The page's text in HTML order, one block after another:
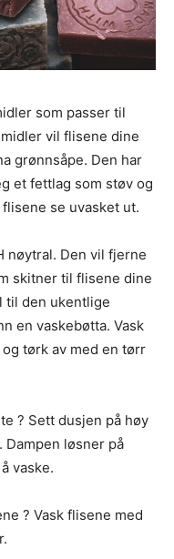
som passer til
vil flisene dine
grønnsåpe. Den har
et fettlag som støv og
se uvasket ut.
nøytral. Den vil fjerne
skitner til flisene dine
til den ukentlige
en vaskebøtta. Vask
tørk av med en tørr
? Sett dusjen på høy
Dampen løsner på
vaske.
? Vask flisene med